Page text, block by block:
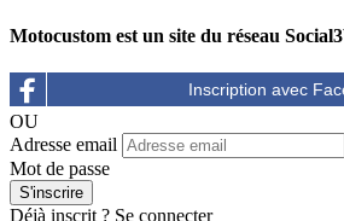
Motocustom est un site du réseau
OU
Adresse email
Mot de passe
Déjà inscrit ? Se connecter